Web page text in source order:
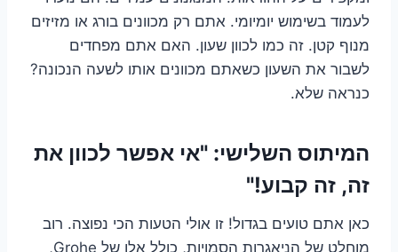
לעמוד בשימוש יומיומי. אתם רק מכוונים בורג או מזיזים
מנוף קטן. זה כמו לכוון שעון. האם אתם מפחדים
לשבור את השעון כשאתם מכוונים אותו לשעה הנכונה?
כנראה שלא.
המיתוס השלישי: "אי אפשר לכוון את
זה, זה קבוע!"
כאן אתם טועים בגדול! זו אולי הטעות הכי נפוצה. רוב
מוחלט של הניאגרות הסמויות, כולל אלו של Grohe,